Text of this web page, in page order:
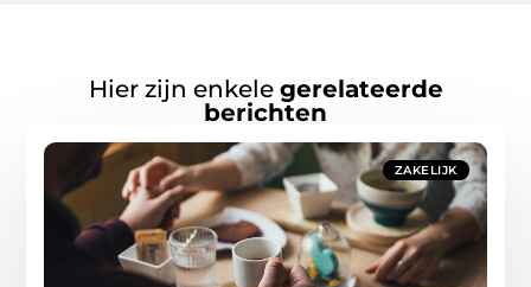
Hier zijn enkele gerelateerde
berichten
ZAKELIJK